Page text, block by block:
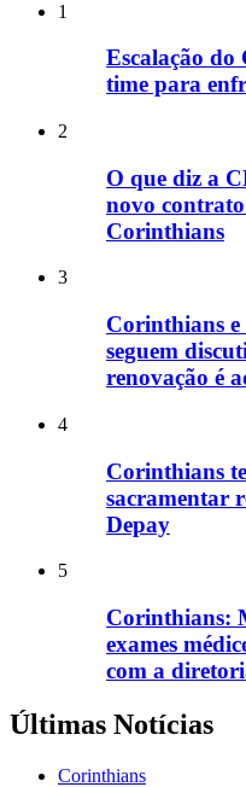
1
Escalação
time para
2
O que diz a
novo
Corinthians
3
Corinthians e
seguem
renovação é
4
Corinthians
sacramentar
Depay
5
Corinthians:
exames
com a
Últimas Notícias
Corinthians